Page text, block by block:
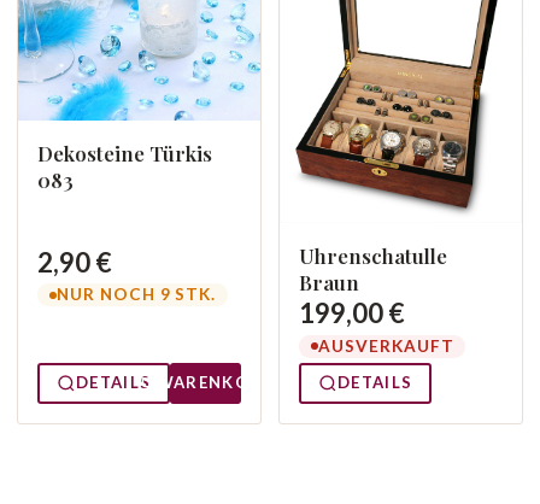
Dekosteine Türkis
083
2,90 €
NUR NOCH 9 STK.
DETAILS WARENKORB
Uhrenschatulle
Braun
199,00 €
AUSVERKAUFT
DETAILS